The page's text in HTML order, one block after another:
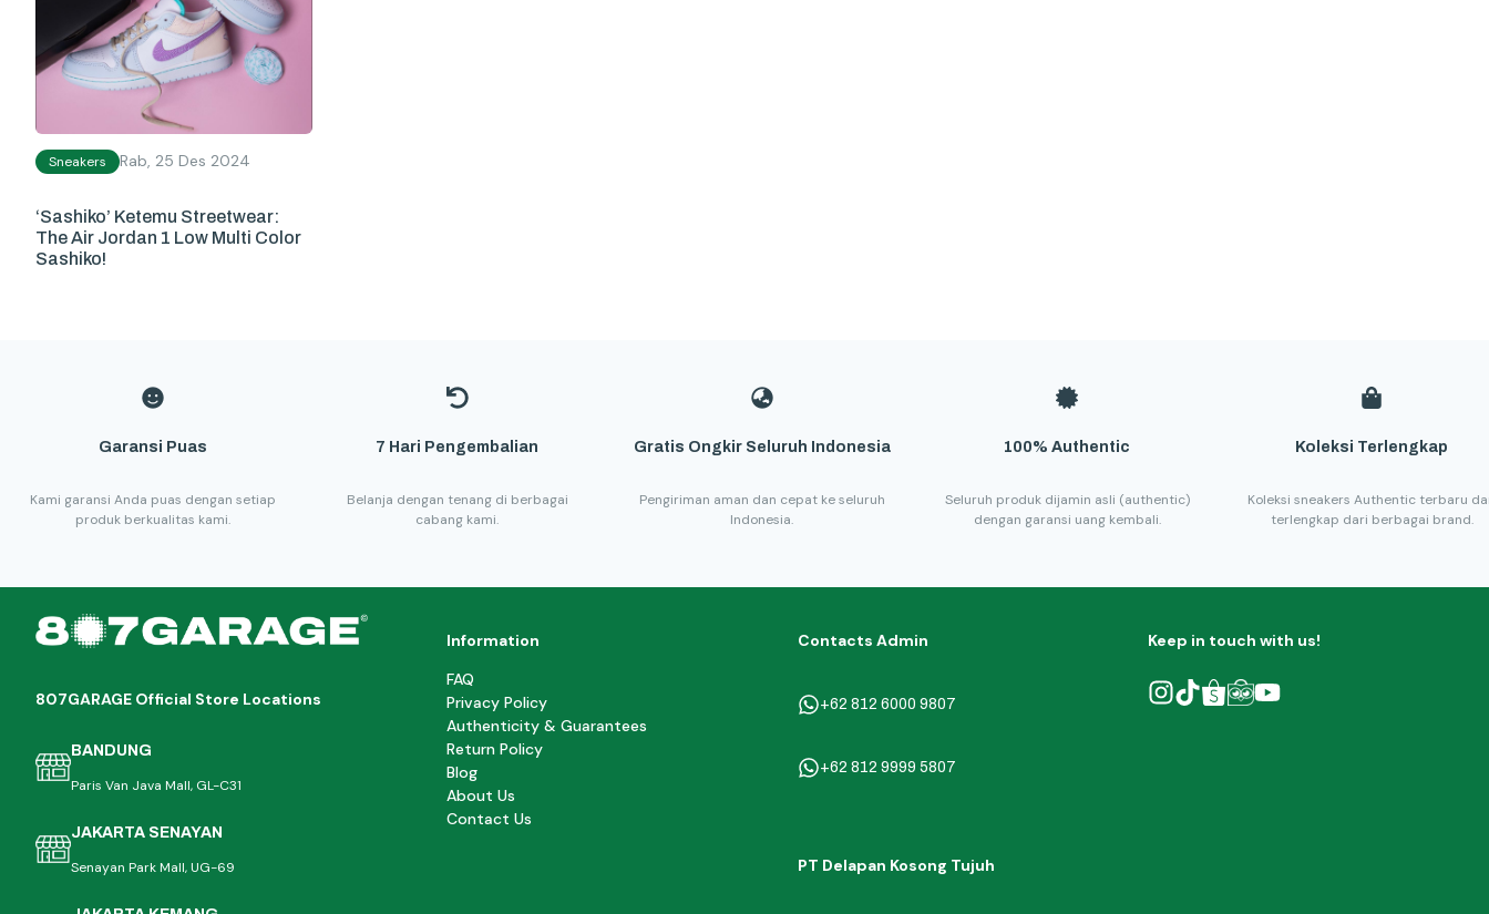
Sneakers Rab, 25 Des 2024
‘Sashiko’ Ketemu Streetwear:
The Air Jordan 1 Low Multi Color
Sashiko!
Garansi Puas
Kami garansi Anda puas dengan setiap
produk berkualitas kami.
7 Hari Pengembalian
Belanja dengan tenang di berbagai
cabang kami.
Gratis Ongkir Seluruh Indonesia
Pengiriman aman dan cepat ke seluruh
Indonesia.
100% Authentic
Seluruh produk dijamin asli (authentic)
dengan garansi uang kembali.
Koleksi Terlengkap
Koleksi sneakers Authentic terbaru
terlengkap dari berbagai brand.
807GARAGE Official Store Locations
BANDUNG
Paris Van Java Mall, GL-C31
JAKARTA SENAYAN
Senayan Park Mall, UG-69
Information
FAQ
Privacy Policy
Authenticity & Guarantees
Return Policy
Blog
About Us
Contact Us
Contacts Admin
+62 812 6000 9807
+62 812 9999 5807
PT Delapan Kosong Tujuh
Keep in touch with us!